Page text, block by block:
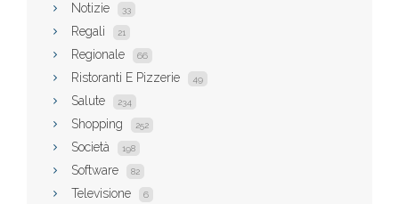
Notizie 33
Regali 21
Regionale 66
Ristoranti E Pizzerie 49
Salute 234
Shopping 252
Società 198
Software 82
Televisione 6